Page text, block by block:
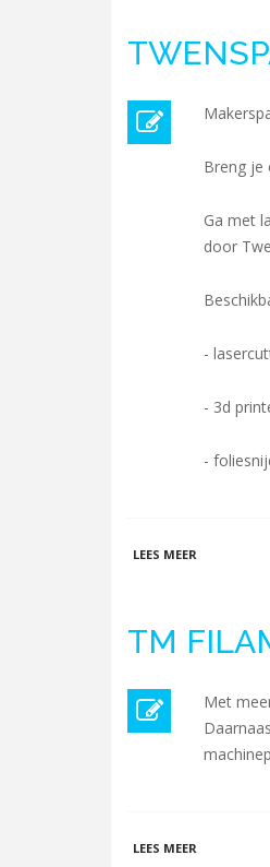
Breng je
Ga met
door
-
- 3d
-
LEES MEER
TM
Met
LEES MEER